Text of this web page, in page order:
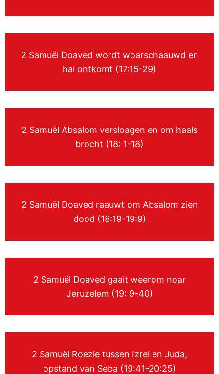
2 Samuël Doaved wordt woarschaauwd en
hai ontkomt (17:15-29)
2 Samuël Absalom versloagen en om haals
brocht (18: 1-18)
2 Samuël Doaved raauwt om Absalom zien
dood (18:19-19:9)
2 Samuël Doaved gaait weerom noar
Jeruzelem (19: 9-40)
2 Samuël Roezie tussen Izrel en Juda,
opstand van Seba (19:41-20:25)